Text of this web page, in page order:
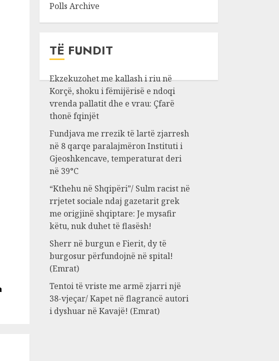
Polls Archive
TË FUNDIT
Ekzekuzohet me kallash i riu në
Korçë, shoku i fëmijërisë e ndoqi
vrenda pallatit dhe e vrau: Çfarë
thonë fqinjët
Fundjava me rrezik të lartë zjarresh
në 8 qarqe paralajmëron Instituti i
Gjeoshkencave, temperaturat deri
në 39°C
“Kthehu në Shqipëri”/ Sulm racist në
rrjetet sociale ndaj gazetarit grek
me origjinë shqiptare: Je mysafir
këtu, nuk duhet të flasësh!
Sherr në burgun e Fierit, dy të
burgosur përfundojnë në spital!
(Emrat)
Tentoi të vriste me armë zjarri një
38-vjeçar/ Kapet në flagrancë autori
i dyshuar në Kavajë! (Emrat)